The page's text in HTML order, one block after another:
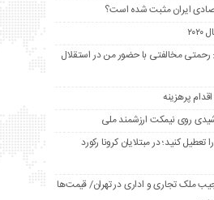
ایران مثبت شده است؟
رحمتی مخالفتی با حضور من در استقلال
پرهزینه
روی نیمکت ارزشمند ملی
تعطیل کنید؛ در مبتلایان کرونا رکورد
ملک تجاری و اداری در تهران/ قیمت‌ها